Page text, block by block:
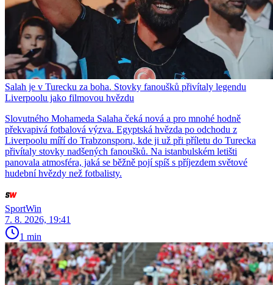
Salah je v Turecku za boha. Stovky fanoušků přivítaly legendu
Liverpoolu jako filmovou hvězdu
Slovutného Mohameda Salaha čeká nová a pro mnohé hodně
překvapivá fotbalová výzva. Egyptská hvězda po odchodu z
Liverpoolu míří do Trabzonsporu, kde ji už při příletu do Turecka
přivítaly stovky nadšených fanoušků. Na istanbulském letišti
panovala atmosféra, jaká se běžně pojí spíš s příjezdem světové
hudební hvězdy než fotbalisty.
SportWin
7. 8. 2026, 19:41
1 min